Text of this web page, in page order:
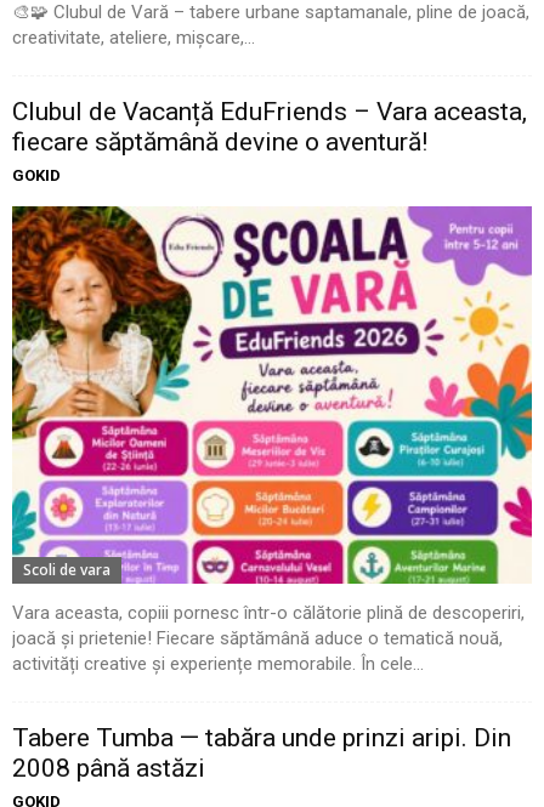
🎨🧩 Clubul de Vară – tabere urbane saptamanale, pline de joacă,
creativitate, ateliere, mișcare,...
Clubul de Vacanță EduFriends – Vara aceasta,
fiecare săptămână devine o aventură!
GOKID
Scoli de vara
Vara aceasta, copiii pornesc într-o călătorie plină de descoperiri,
joacă și prietenie! Fiecare săptămână aduce o tematică nouă,
activități creative și experiențe memorabile. În cele...
Tabere Tumba — tabăra unde prinzi aripi. Din
2008 până astăzi
GOKID